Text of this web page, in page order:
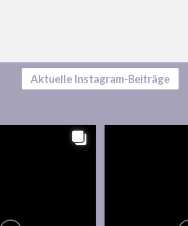
Aktuelle Instagram-Beiträge